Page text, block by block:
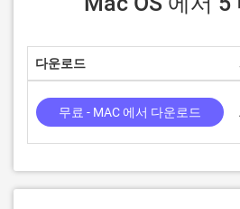
다운로드
무료 - MAC 에서 다운로드